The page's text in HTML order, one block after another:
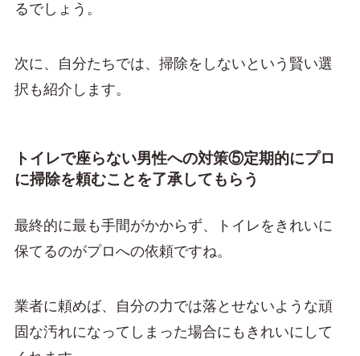
るでしょう。
次に、自分たちでは、掃除をしないという賢い選
択も紹介します。
トイレで座らない男性への対策⑤定期的にプロ
に掃除を頼むことを了承してもらう
最終的に最も手間がかからず、トイレをきれいに
保てるのがプロへの依頼ですね。
業者に頼めば、自分の力では落とせないような頑
固な汚れになってしまった場合にもきれいにして